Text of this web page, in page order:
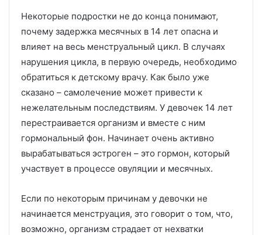
Некоторые подростки не до конца понимают,
почему задержка месячных в 14 лет опасна и
влияет на весь менструальный цикл. В случаях
нарушения цикла, в первую очередь, необходимо
обратиться к детскому врачу. Как было уже
сказано – самолечение может привести к
нежелательным последствиям. У девочек 14 лет
перестраивается организм и вместе с ним
гормональный фон. Начинает очень активно
вырабатываться эстроген – это гормон, который
участвует в процессе овуляции и месячных.
Если по некоторым причинам у девочки не
начинается менструация, это говорит о том, что,
возможно, организм страдает от нехватки